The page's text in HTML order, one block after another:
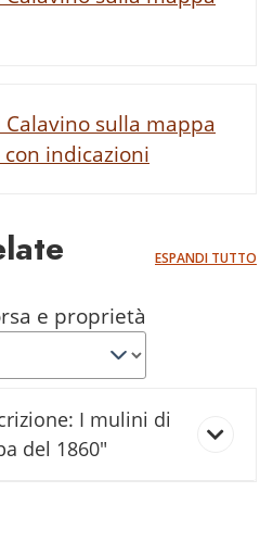
sulla mappa
con indicazioni
ESPANDI TUTTO
e proprietà
I mulini di
del 1860"